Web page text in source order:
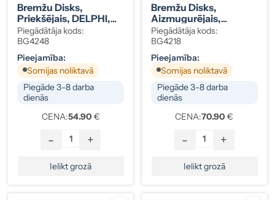
Bremžu Disks,
Priekšējais, DELPHI,
CHRYSLER VOYAGER
4721933AB
Piegādātāja kods:
BG4248
Pieejamība:
Somijas noliktavā
Piegāde 3-8 darba
dienās
CENA:54.90 €
- +
Ielikt grozā
Bremžu Disks,
Aizmugurējais,
DELPHI, NISSAN /
RENAULT 43206-
MB600 (2 Gab.
Komplekts)
Piegādātāja kods:
BG4218
Pieejamība:
Somijas noliktavā
Piegāde 3-8 darba
dienās
CENA:70.90 €
- +
Ielikt grozā